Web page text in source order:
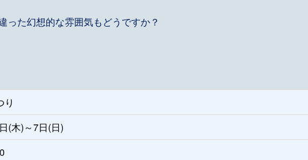
った幻想的な雰囲気もどうですか？
り
(木)～7日(日)